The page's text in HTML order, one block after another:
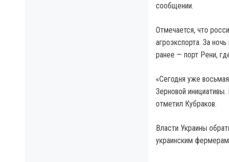
сообщении.
Отмечается, что
агроэкспорта. За
ранее — порт Рени,
«Сегодня уже
Зерновой
отметил Кубраков.
Власти Украины
украинским